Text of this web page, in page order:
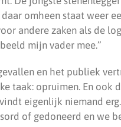
daar omheen staat weer
andere zaken als de
mijn vader mee.”
en het publiek
taak: opruimen. En ook
eigenlijk niemand
of gedoneerd en we